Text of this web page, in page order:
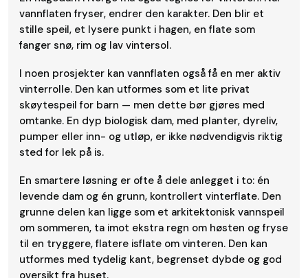
vannflaten fryser, endrer den karakter. Den blir et
stille speil, et lysere punkt i hagen, en flate som
fanger snø, rim og lav vintersol.
I noen prosjekter kan vannflaten også få en mer aktiv
vinterrolle. Den kan utformes som et lite privat
skøytespeil for barn — men dette bør gjøres med
omtanke. En dyp biologisk dam, med planter, dyreliv,
pumper eller inn- og utløp, er ikke nødvendigvis riktig
sted for lek på is.
En smartere løsning er ofte å dele anlegget i to: én
levende dam og én grunn, kontrollert vinterflate. Den
grunne delen kan ligge som et arkitektonisk vannspeil
om sommeren, ta imot ekstra regn om høsten og fryse
til en tryggere, flatere isflate om vinteren. Den kan
utformes med tydelig kant, begrenset dybde og god
oversikt fra huset.